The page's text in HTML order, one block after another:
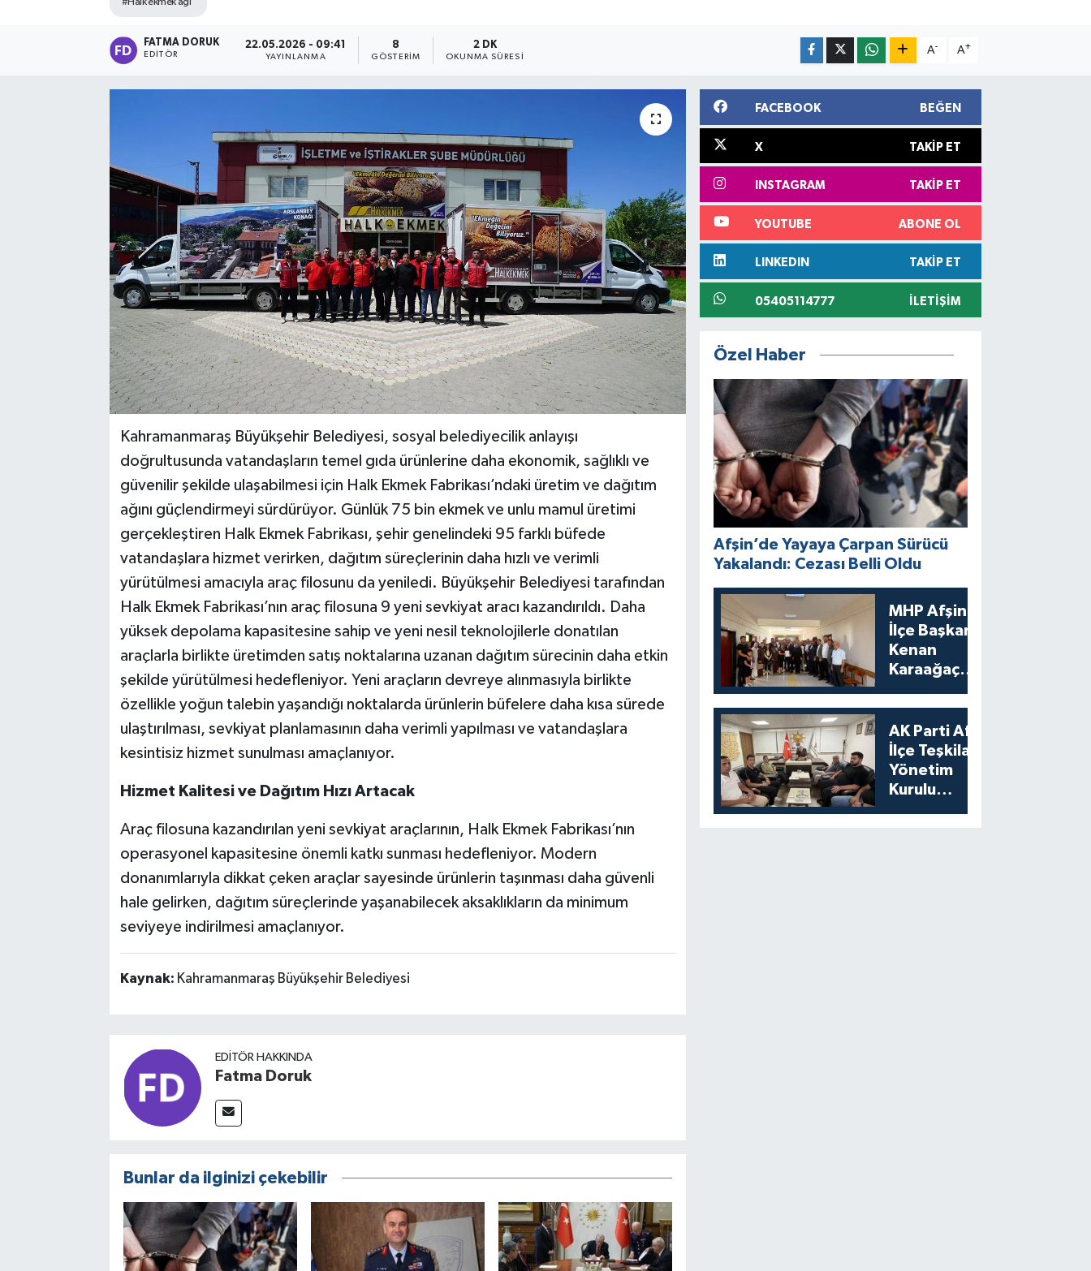
FATMA DORUK
EDITÖR
22.05.2026 - 09:41
YAYINLANMA
8
GÖSTERIM
2 DK
OKUNMA SÜRESI
A- A+
Kahramanmaraş Büyükşehir Belediyesi, sosyal belediyecilik anlayışı
doğrultusunda vatandaşların temel gıda ürünlerine daha ekonomik, sağlıklı ve
güvenilir şekilde ulaşabilmesi için Halk Ekmek Fabrikası’ndaki üretim ve dağıtım
ağını güçlendirmeyi sürdürüyor. Günlük 75 bin ekmek ve unlu mamul üretimi
gerçekleştiren Halk Ekmek Fabrikası, şehir genelindeki 95 farklı büfede
vatandaşlara hizmet verirken, dağıtım süreçlerinin daha hızlı ve verimli
yürütülmesi amacıyla araç filosunu da yeniledi. Büyükşehir Belediyesi tarafından
Halk Ekmek Fabrikası’nın araç filosuna 9 yeni sevkiyat aracı kazandırıldı. Daha
yüksek depolama kapasitesine sahip ve yeni nesil teknolojilerle donatılan
araçlarla birlikte üretimden satış noktalarına uzanan dağıtım sürecinin daha etkin
şekilde yürütülmesi hedefleniyor. Yeni araçların devreye alınmasıyla birlikte
özellikle yoğun talebin yaşandığı noktalarda ürünlerin büfelere daha kısa sürede
ulaştırılması, sevkiyat planlamasının daha verimli yapılması ve vatandaşlara
kesintisiz hizmet sunulması amaçlanıyor.
Hizmet Kalitesi ve Dağıtım Hızı Artacak
Araç filosuna kazandırılan yeni sevkiyat araçlarının, Halk Ekmek Fabrikası’nın
operasyonel kapasitesine önemli katkı sunması hedefleniyor. Modern
donanımlarıyla dikkat çeken araçlar sayesinde ürünlerin taşınması daha güvenli
hale gelirken, dağıtım süreçlerinde yaşanabilecek aksaklıkların da minimum
seviyeye indirilmesi amaçlanıyor.
Kaynak: Kahramanmaraş Büyükşehir Belediyesi
EDITÖR HAKKINDA
Fatma Doruk
Bunlar da ilginizi çekebilir
FACEBOOK BEĞEN
X TAKIP ET
INSTAGRAM TAKIP ET
YOUTUBE ABONE OL
LINKEDIN TAKIP ET
05405114777 İLETIŞIM
Özel Haber
Afşin’de Yayaya Çarpan Sürücü
Yakalandı: Cezası Belli Oldu
MHP Afşin
İlçe Başkanı
Kenan
Karaağaç
Aldı
AK Parti Afşin
İlçe Teşkilatı
Yönetim
Kurulu